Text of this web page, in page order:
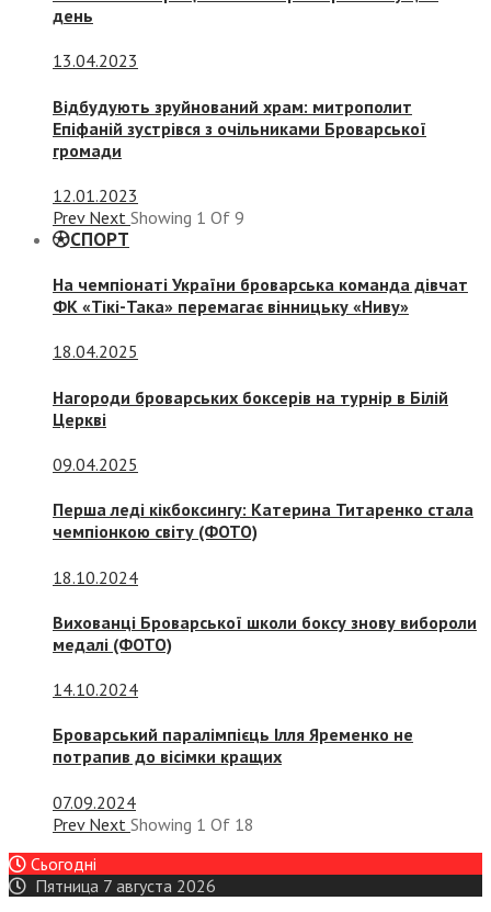
день
13.04.2023
Відбудують зруйнований храм: митрополит
Епіфаній зустрівся з очільниками Броварської
громади
12.01.2023
Prev Next Showing 1 Of 9
СПОРТ
На чемпіонаті України броварська команда дівчат
ФК «Тікі-Така» перемагає вінницьку «Ниву»
18.04.2025
Нагороди броварських боксерів на турнір в Білій
Церкві
09.04.2025
Перша леді кікбоксингу: Катерина Титаренко стала
чемпіонкою світу (ФОТО)
18.10.2024
Вихованці Броварської школи боксу знову вибороли
медалі (ФОТО)
14.10.2024
Броварський паралімпієць Ілля Яременко не
потрапив до вісімки кращих
07.09.2024
Prev Next Showing 1 Of 18
Сьогодні
Пятница 7 августа 2026